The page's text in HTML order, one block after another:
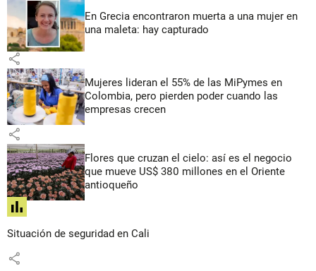
En Grecia encontraron muerta a una mujer en
una maleta: hay capturado
share
Mujeres lideran el 55% de las MiPymes en
Colombia, pero pierden poder cuando las
empresas crecen
share
Flores que cruzan el cielo: así es el negocio
que mueve US$ 380 millones en el Oriente
antioqueño
share
Situación de seguridad en Cali
share